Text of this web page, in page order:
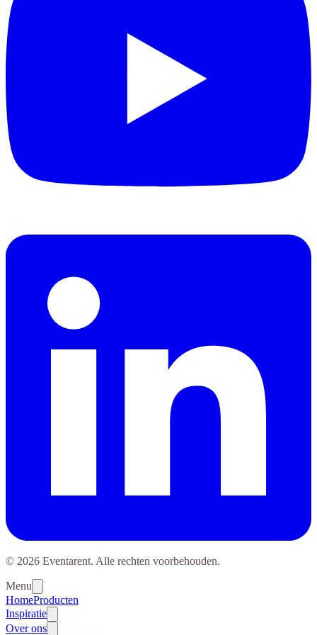
© 2026 Eventarent. Alle rechten voorbehouden.
Menu
HomeProducten
Inspiratie
Over ons